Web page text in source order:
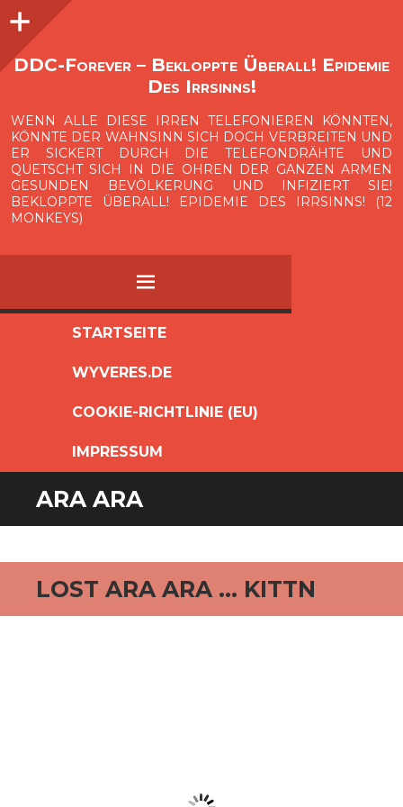
O
p
e
n
i
d
e
b
a
DDC-Forever – Bekloppte Überall! Epidemie
Des Irrsinns!
WENN ALLE DIESE IRREN TELEFONIEREN KÖNNTEN,
KÖNNTE DER WAHNSINN SICH DOCH VERBREITEN UND
ER SICKERT DURCH DIE TELEFONDRÄHTE UND
QUETSCHT SICH IN DIE OHREN DER GANZEN ARMEN
GESUNDEN BEVÖLKERUNG UND INFIZIERT SIE!
BEKLOPPTE ÜBERALL! EPIDEMIE DES IRRSINNS! (12
MONKEYS)
MENÜ
SPRINGEN
STARTSEITE
WYVERES.DE
COOKIE-RICHTLINIE (EU)
IMPRESSUM
Seitenleiste
ARA ARA
LOST ARA ARA … KITTN